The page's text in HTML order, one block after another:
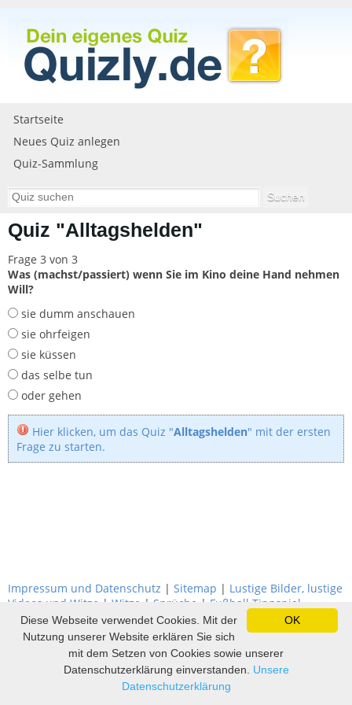
Startseite
Neues Quiz anlegen
Quiz-Sammlung
Quiz "Alltagshelden"
Frage 3 von 3
Was (machst/passiert) wenn Sie im Kino deine Hand nehmen
Will?
sie dumm anschauen
sie ohrfeigen
sie küssen
das selbe tun
oder gehen
Hier klicken, um das Quiz "Alltagshelden" mit der ersten
Frage zu starten.
Impressum und Datenschutz | Sitemap | Lustige Bilder, lustige
Videos und Witze | Witze | Sprüche | Fußball Tippspiel
OK
Diese Webseite verwendet Cookies. Mit der
Nutzung unserer Website erklären Sie sich
mit dem Setzen von Cookies sowie unserer
Datenschutzerklärung einverstanden. Unsere
Datenschutzerklärung